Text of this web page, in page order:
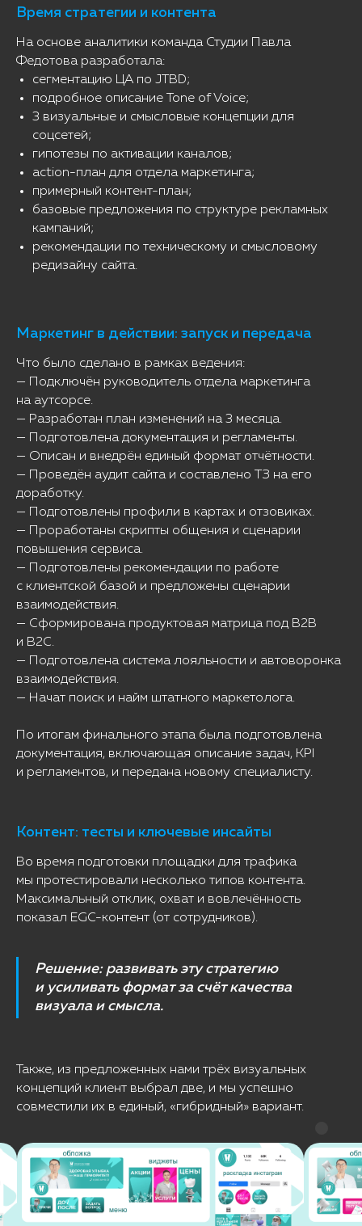
Время стратегии и контента
На основе аналитики команда Студии Павла
Федотова разработала:
сегментацию ЦА по JTBD;
подробное описание Tone of Voice;
3 визуальные и смысловые концепции для
соцсетей;
гипотезы по активации каналов;
action-план для отдела маркетинга;
примерный контент-план;
базовые предложения по структуре рекламных
кампаний;
рекомендации по техническому и смысловому
редизайну сайта.
Маркетинг в действии: запуск и передача
Что было сделано в рамках ведения:
— Подключён руководитель отдела маркетинга
на аутсорсе.
— Разработан план изменений на 3 месяца.
— Подготовлена документация и регламенты.
— Описан и внедрён единый формат отчётности.
— Проведён аудит сайта и составлено ТЗ на его
доработку.
— Подготовлены профили в картах и отзовиках.
— Проработаны скрипты общения и сценарии
повышения сервиса.
— Подготовлены рекомендации по работе
с клиентской базой и предложены сценарии
взаимодействия.
— Сформирована продуктовая матрица под B2B
и B2C.
— Подготовлена система лояльности и автоворонка
взаимодействия.
— Начат поиск и найм штатного маркетолога.
По итогам финального этапа была подготовлена
документация, включающая описание задач, KPI
и регламентов, и передана новому специалисту.
Контент: тесты и ключевые инсайты
Во время подготовки площадки для трафика
мы протестировали несколько типов контента.
Максимальный отклик, охват и вовлечённость
показал EGC-контент (от сотрудников).
Решение: развивать эту стратегию
и усиливать формат за счёт качества
визуала и смысла.
Также, из предложенных нами трёх визуальных
концепций клиент выбрал две, и мы успешно
совместили их в единый, «гибридный» вариант.